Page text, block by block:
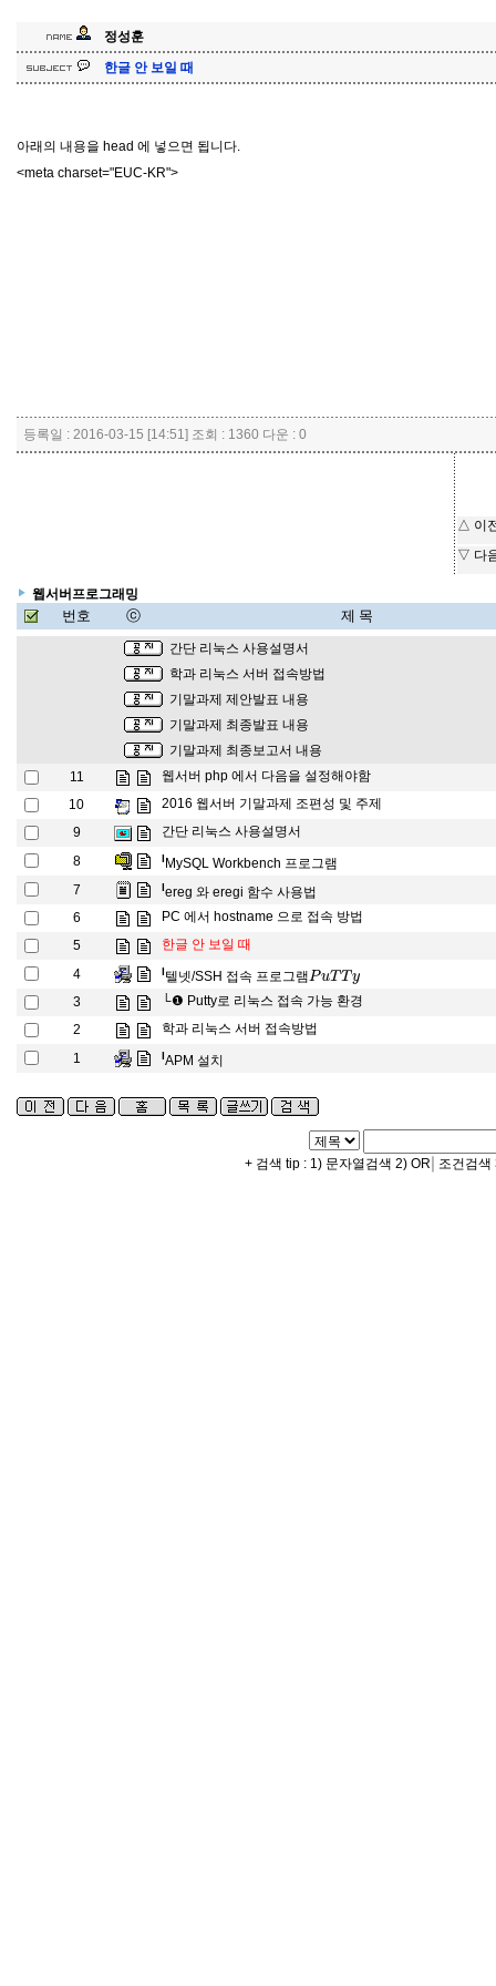
정성훈
한글 안 보일 때
아래의 내용을 head 에 넣으면 됩니다.
<meta charset="EUC-KR">
등록일 : 2016-03-15 [14:51] 조회 : 1360 다운 : 0
△ 이
▽ 다
웹서버프로그래밍
번호 ⓒ 제 목
간단 리눅스 사용설명서
학과 리눅스 서버 접속방법
기말과제 제안발표 내용
기말과제 최종발표 내용
기말과제 최종보고서 내용
11
웹서버 php 에서 다음을 설정해야함
10
2016 웹서버 기말과제 조편성 및 주제
9
간단 리눅스 사용설명서
8
l MySQL Workbench 프로그램
7
lereg 와 eregi 함수 사용법
6
PC 에서 hostname 으로 접속 방법
5
한글 안 보일 때
4
l텔넷/SSH 접속 프로그램 Pu TTy
3 └❶ Putty로 리눅스 접속 가능 환경
2
학과 리눅스 서버 접속방법
1
lAPM 설치
+ 검색 tip : 1) 문자열검색 2) OR| 조건검색